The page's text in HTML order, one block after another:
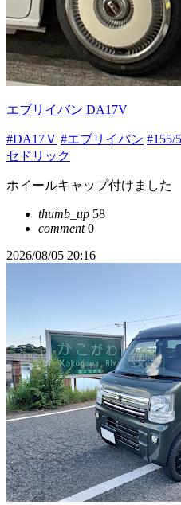
エブリイバン DA17V
#DA17Ｖ #エブリイバン #155/
セドリック
ホイールキャップ付けました
thumb_up 58
comment0
2026/08/05 20:16